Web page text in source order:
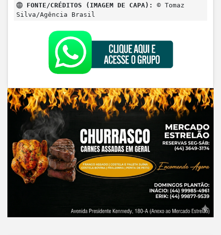
FONTE/CRÉDITOS (IMAGEM DE CAPA):
© Tomaz
Silva/Agência Brasil